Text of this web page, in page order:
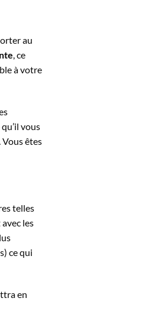
au
, ce
à votre
vous
êtes
telles
les
ce qui
en